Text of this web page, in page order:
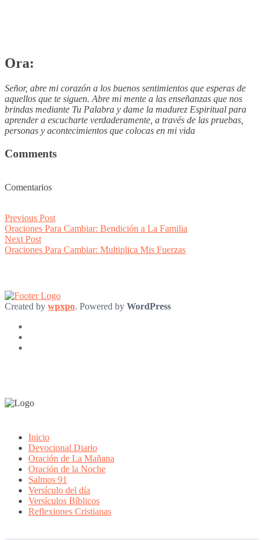
Ora:
Señor, abre mi corazón a los buenos sentimientos que esperas de
aquellos que te siguen. Abre mi mente a las enseñanzas que nos
brindas mediante Tu Palabra y dame la madurez Espiritual para
aprender a escucharte verdaderamente, a través de las pruebas,
personas y acontecimientos que colocas en mi vida
Comments
Comentarios
Post
navigation
Previous PostPrevious
post:
Oraciones Para Cambiar: Bendición a La Familia
Next PostNext
post:
Oraciones Para Cambiar: Multiplica Mis Fuerzas
Created by wpxpo. Powered by WordPress
Inicio
Devocional Diario
Oración de La Mañana
Oración de la Noche
Salmos 91
Versículo del día
Versículos Bíblicos
Reflexiones Cristianas